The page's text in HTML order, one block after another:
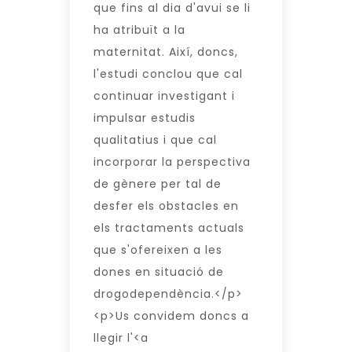
que fins al dia d'avui se li
ha atribuït a la
maternitat. Així, doncs,
l'estudi conclou que cal
continuar investigant i
impulsar estudis
qualitatius i que cal
incorporar la perspectiva
de gènere per tal de
desfer els obstacles en
els tractaments actuals
que s'ofereixen a les
dones en situació de
drogodependència.</p>
<p>Us convidem doncs a
llegir l'<a